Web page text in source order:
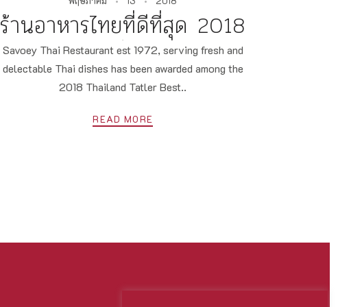
ร้านอาหารไทยที่ดีที่สุด 2018
✻
Savoey Thai Restaurant est 1972, serving fresh and
delectable Thai dishes has been awarded among the
2018 Thailand Tatler Best..
READ MORE